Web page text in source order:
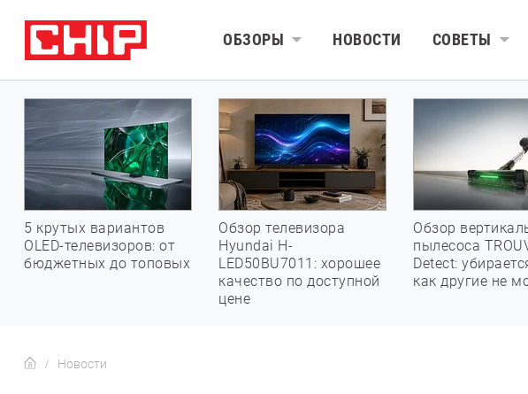
ОБЗОРЫ НОВОСТИ СОВЕТЫ
5 крутых вариантов
OLED-телевизоров: от
бюджетных до топовых
Обзор телевизора
Hyundai H-
LED50BU7011: хорошее
качество по доступной
цене
Обзор
пылесоса
Detect:
как другие не
Новости